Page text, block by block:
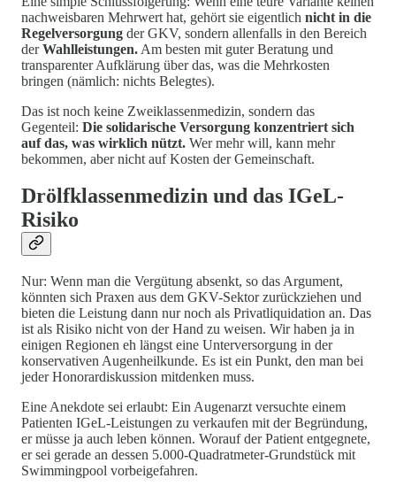
nachweisbaren Mehrwert hat, gehört sie eigentlich nicht in die
Regelversorgung der GKV, sondern allenfalls in den Bereich
derWahlleistungen. Am besten mit guter Beratung und
transparenter Aufklärung über das, was die Mehrkosten
bringen (nämlich: nichts Belegtes).
Das ist noch keine Zweiklassenmedizin, sondern das
Gegenteil: Die solidarische Versorgung konzentriert sich
auf das, was wirklich nützt. Wer mehr will, kann mehr
bekommen, aber nicht auf Kosten der Gemeinschaft.
Drölfklassenmedizin und das IGeL-
Risiko
Nur: Wenn man die Vergütung absenkt, so das Argument,
könnten sich Praxen aus dem GKV-Sektor zurückziehen und
bieten die Leistung dann nur noch als Privatliquidation an. Das
ist als Risiko nicht von der Hand zu weisen. Wir haben ja in
einigen Regionen eh längst eine Unterversorgung in der
konservativen Augenheilkunde. Es ist ein Punkt, den man bei
jeder Honorardiskussion mitdenken muss.
Eine Anekdote sei erlaubt: Ein Augenarzt versuchte einem
Patienten IGeL-Leistungen zu verkaufen mit der Begründung,
er müsse ja auch leben können. Worauf der Patient entgegnete,
er sei gerade an dessen 5.000-Quadratmeter-Grundstück mit
Swimmingpool vorbeigefahren.